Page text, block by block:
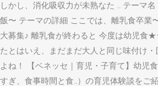
しかし、消化吸収力が未熟なた … テーマ
飯〜 テーマの詳細 ここでは、離乳食卒業
大募集♪ 離乳食が終わると 今度は幼児食
たとはいえ、まだまだ大人と同じ味付け
よね！ 【ベネッセ｜育児・子育て】幼児
すぎ、食事時間と食…）の育児体験談をご